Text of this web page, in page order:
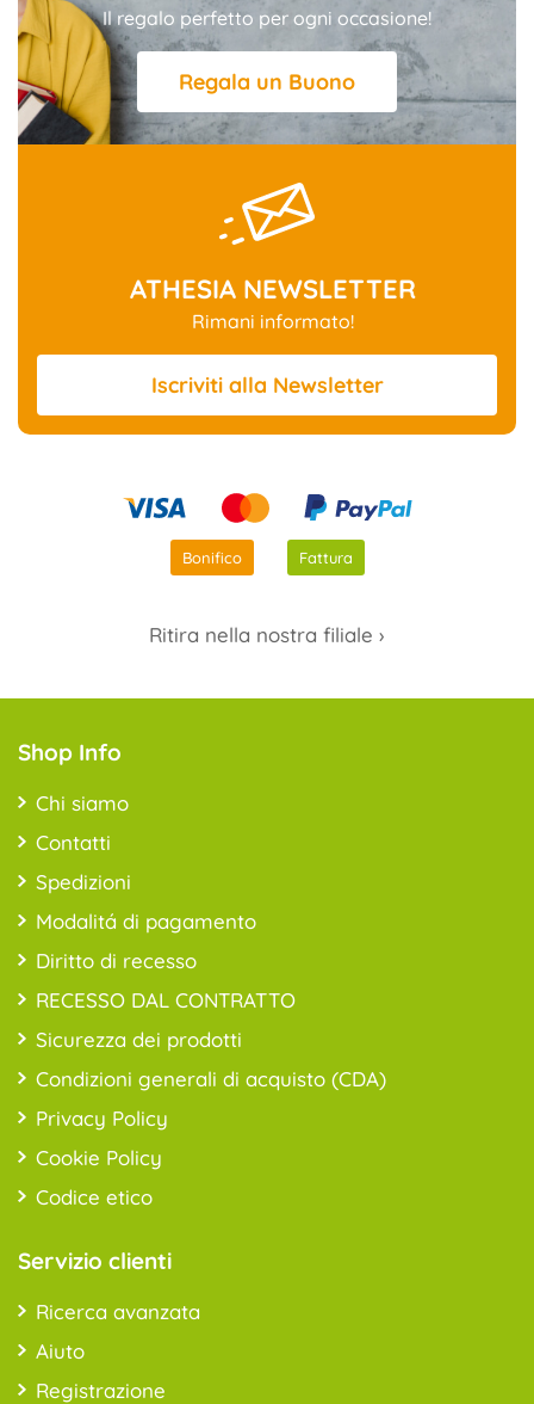
Il regalo perfetto per ogni occasione!
Regala un Buono
ATHESIA NEWSLETTER
Rimani informato!
Iscrivitialla Newsletter
Bonifico Fattura
Ritira nella nostra filiale ›
Shop Info
Chi siamo
Contatti
Spedizioni
Modalitá di pagamento
Diritto di recesso
RECESSO DAL CONTRATTO
Sicurezza dei prodotti
Condizioni generali di acquisto (CDA)
Privacy Policy
Cookie Policy
Codice etico
Servizio clienti
Ricerca avanzata
Aiuto
Registrazione